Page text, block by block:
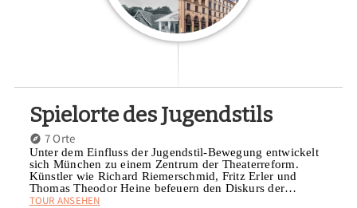
Spielorte des Jugendstils
7 Orte
Unter dem Einfluss der Jugendstil-Bewegung entwickelt
sich München zu einem Zentrum der Theaterreform.
Künstler wie Richard Riemerschmid, Fritz Erler und
Thomas Theodor Heine befeuern den Diskurs der…
TOUR ANSEHEN